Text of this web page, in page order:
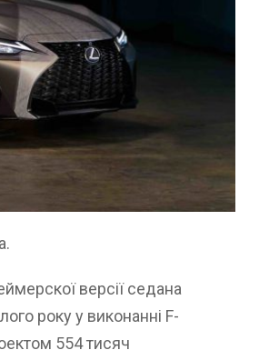
версії седана
року у виконанні F-
554 тисяч